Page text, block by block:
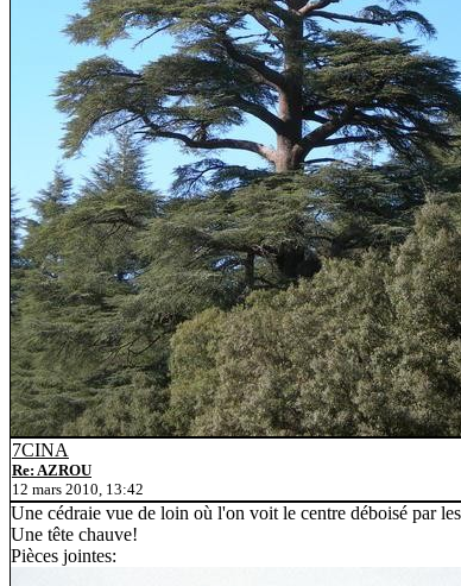
7CINA
Re: AZROU
12 mars 2010, 13:42
Une cédraie vue de loin où l'on voit le centre déboisé par
Une tête chauve!
Pièces jointes: